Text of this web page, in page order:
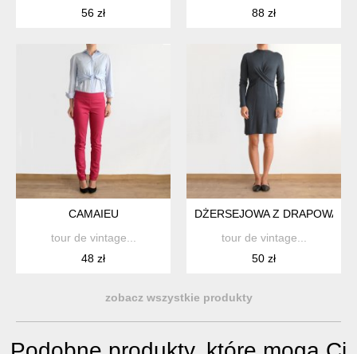
56 zł
88 zł
CAMAIEU
tour de vintage...
48 zł
DŻERSEJOWA Z
tour de vintage...
50 zł
zobacz wszystkie produkty